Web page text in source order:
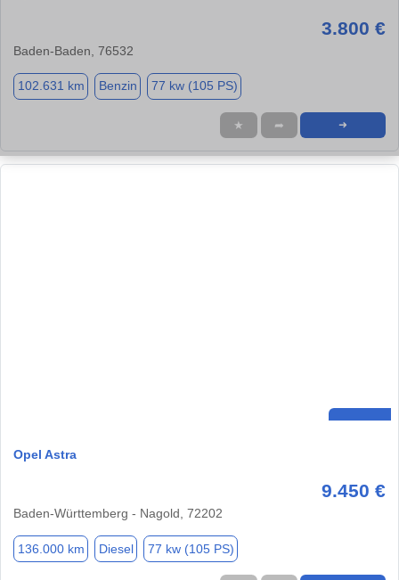
3.800 €
Baden-Baden, 76532
102.631 km Benzin 77 kw (105 PS)
★ ➦ ➜
Opel Astra
9.450 €
Baden-Württemberg - Nagold, 72202
136.000 km Diesel 77 kw (105 PS)